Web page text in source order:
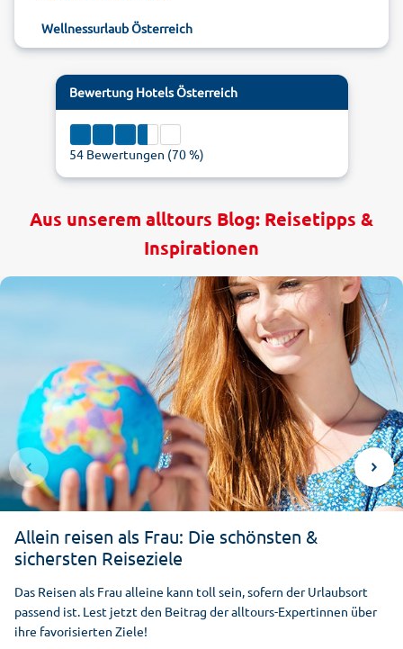
Wellnessurlaub Österreich
Bewertung Hotels Österreich
54Bewertungen (70%)
1
Aus unserem alltours Blog: Reisetipps &
Inspirationen
Allein reisen als Frau: Die schönsten &
sichersten Reiseziele
Das Reisen als Frau alleine kann toll sein, sofern der Urlaubsort
passend ist. Lest jetzt den Beitrag der alltours-Expertinnen über
ihre favorisierten Ziele!